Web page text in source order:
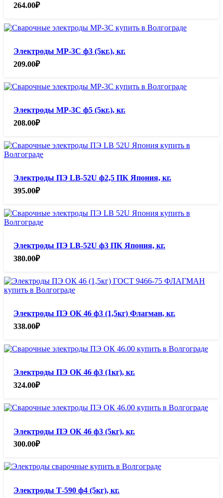
264.00₽
Электроды МР-3С ф3 (5кг.), кг.
209.00₽
Электроды МР-3С ф5 (5кг.), кг.
208.00₽
Электроды ПЭ LB-52U ф2,5 ПК Япония, кг.
395.00₽
Электроды ПЭ LB-52U ф3 ПК Япония, кг.
380.00₽
Электроды ПЭ ОК 46 ф3 (1,5кг) Флагман, кг.
338.00₽
Электроды ПЭ ОК 46 ф3 (1кг), кг.
324.00₽
Электроды ПЭ ОК 46 ф3 (5кг), кг.
300.00₽
Электроды Т-590 ф4 (5кг), кг.